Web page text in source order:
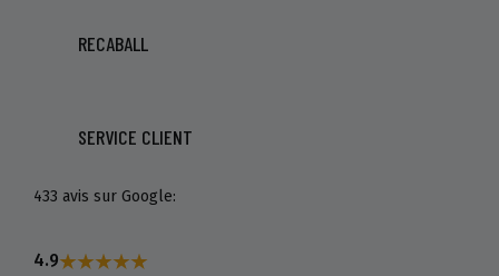
RECABALL
SERVICE CLIENT
433 avis sur Google:
4.9